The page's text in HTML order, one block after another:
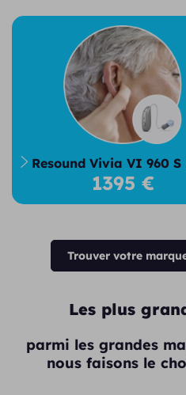
Resound Vivia VI 960 S
1395 €
Trouver votre
Les plus
parmi les grandes
nous faisons le